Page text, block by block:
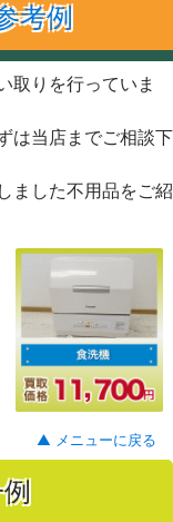
考例
取りを行っていま
は当店までご相談下
ました不用品をご紹
▲ メニューに戻る